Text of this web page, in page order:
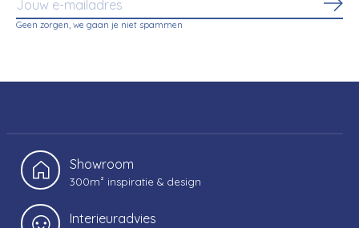
Geen zorgen, we gaan je niet spammen
Showroom
300m² inspiratie & design
Interieuradvies